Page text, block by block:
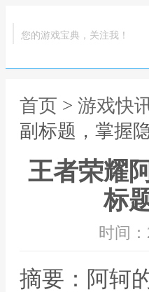
您的游戏宝典，关注我！
首页 > 游戏快
副标题，掌握
王者荣耀
标
时间
摘要：阿轲